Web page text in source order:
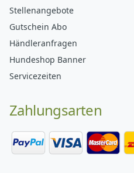
Stellenangebote
Gutschein Abo
Händleranfragen
Hundeshop Banner
Servicezeiten
Zahlungsarten